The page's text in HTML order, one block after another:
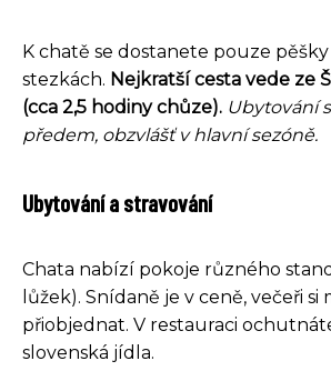
K chatě se dostanete pouze
stezkách. Nejkratší cesta vede ze
(cca 2,5 hodiny chůze). Ubytování
předem, obzvlášť v hlavní sezóně.
Ubytování a stravování
Chata nabízí pokoje různého
lůžek). Snídaně je v ceně, večeři si
přiobjednat. V restauraci
slovenská jídla.